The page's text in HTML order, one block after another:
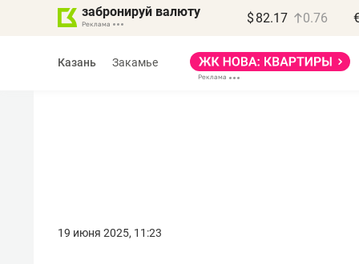
забронируй валюту $ 82.17 0.76
Казань Закамье
19 июня 2025, 11:23